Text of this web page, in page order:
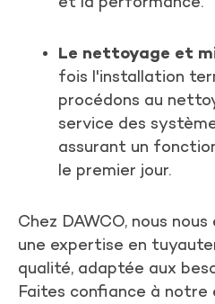
Le nettoyage et
fois l'installation
procédons au
service des
assurant un
le premier jour.
Chez DAWCO, nous
une expertise en
qualité, adaptée aux
Faites confiance à notre